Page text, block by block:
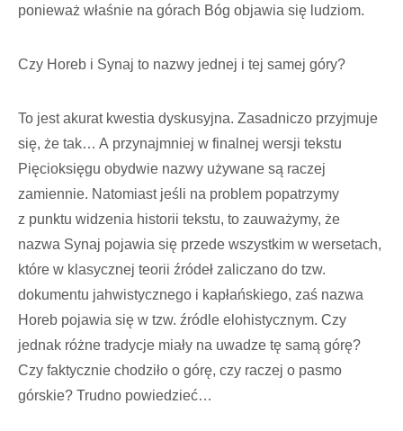
ponieważ właśnie na górach Bóg objawia się ludziom.
Czy Horeb i Synaj to nazwy jednej i tej samej góry?
To jest akurat kwestia dyskusyjna. Zasadniczo przyjmuje
się, że tak… A przynajmniej w finalnej wersji tekstu
Pięcioksięgu obydwie nazwy używane są raczej
zamiennie. Natomiast jeśli na problem popatrzymy
z punktu widzenia historii tekstu, to zauważymy, że
nazwa Synaj pojawia się przede wszystkim w wersetach,
które w klasycznej teorii źródeł zaliczano do tzw.
dokumentu jahwistycznego i kapłańskiego, zaś nazwa
Horeb pojawia się w tzw. źródle elohistycznym. Czy
jednak różne tradycje miały na uwadze tę samą górę?
Czy faktycznie chodziło o górę, czy raczej o pasmo
górskie? Trudno powiedzieć…